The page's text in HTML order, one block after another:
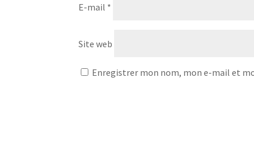
E-mail *
Site web
Enregistrer mon nom, mon e-mail et